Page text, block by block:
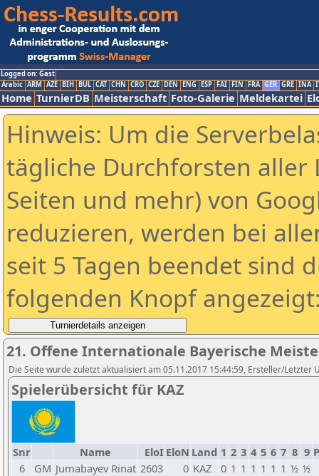
Logged on: Gast
Arabic ARM AZE BIH BUL CAT CHN CRO CZE DEN ENG ESP FAI FIN FRA GER GRE INA
Home TurnierDB Meisterschaft Foto-Galerie Meldekartei
Hinweis: Um die
tägliche Durchforsten aller
Seiten und mehr) von
reduzieren, werden bei
seit 5 Tagen beendet sind
folgenden Knopf
21. Offene Internationale Bayerische
Die Seite wurde zuletzt aktualisiert am 05.11.2017 15:44:59, Ersteller/Letzter
Spielerübersicht für KAZ
Snr Name EloI EloN Land 1 2 3 4 5 6 7 8 9
6
GM Jumabayev Rinat 2603 0 KAZ 0 1 1 1 1 1 1 ½ ½